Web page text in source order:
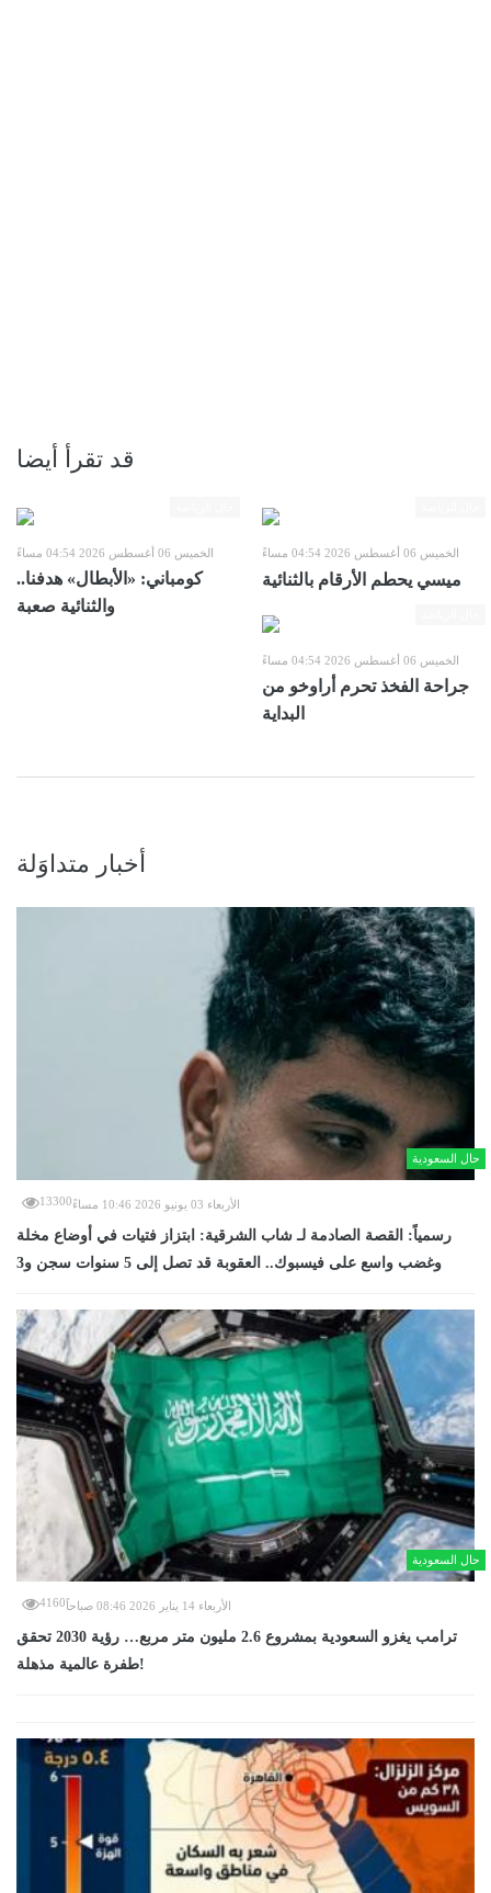
قد تقرأ أيضا
الخميس 06 أغسطس 2026 04:54 مساءً
كومباني: «الأبطال» هدفنا..
والثنائية صعبة
الخميس 06 أغسطس 2026 04:54 مساءً
ميسي يحطم الأرقام بالثنائية
الخميس 06 أغسطس 2026 04:54 مساءً
جراحة الفخذ تحرم أراوخو من
البداية
أخبار متداوَلة
حال السعودية
الأربعاء 03 يونيو 2026 10:46 مساءً 13300
رسمياً: القصة الصادمة لـ شاب الشرقية: ابتزاز فتيات في أوضاع مخلة
وغضب واسع على فيسبوك.. العقوبة قد تصل إلى 5 سنوات سجن و3
حال السعودية
الأربعاء 14 يناير 2026 08:46 صباحاً 4160
ترامب يغزو السعودية بمشروع 2.6 مليون متر مربع… رؤية 2030 تحقق
طفرة عالمية مذهلة!